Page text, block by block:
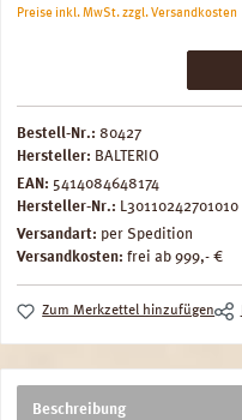
Preise inkl. MwSt. zzgl. Versandkosten
Bestell-Nr.: 80427
Hersteller: BALTERIO
EAN: 5414084648174
Hersteller-Nr.: L30110242701010
Versandart: per Spedition
Versandkosten: frei ab 999,- €
Zum Merkzettel hinzufügen
Beschreibung